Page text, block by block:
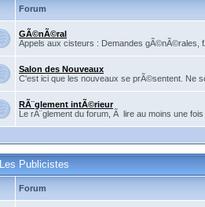
Forum
GÃ©nÃ©ral
Appels aux cisteurs : Demandes gÃ©nÃ©rales,
Salon des Nouveaux
C'est ici que les nouveaux se prÃ©sentent. Ne
RÃ¨glement intÃ©rieur
Le rÃ¨glement du forum, Ã lire au moins une
Les Publicistes
Forum